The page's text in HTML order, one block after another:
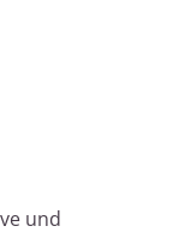
und